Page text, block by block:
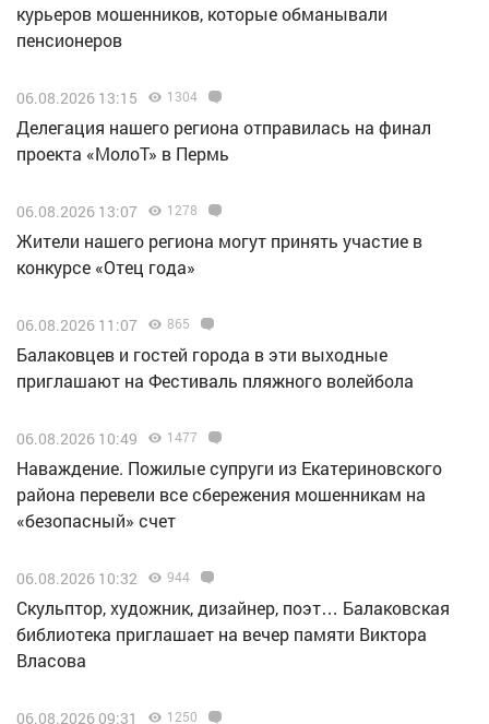
курьеров мошенников, которые обманывали
пенсионеров
06.08.2026 13:15 1304
Делегация нашего региона отправилась на финал
проекта «МолоТ» в Пермь
06.08.2026 13:07 1278
Жители нашего региона могут принять участие в
конкурсе «Отец года»
06.08.2026 11:07 865
Балаковцев и гостей города в эти выходные
приглашают на Фестиваль пляжного волейбола
06.08.2026 10:49 1477
Наваждение. Пожилые супруги из Екатериновского
района перевели все сбережения мошенникам на
«безопасный» счет
06.08.2026 10:32 944
Скульптор, художник, дизайнер, поэт… Балаковская
библиотека приглашает на вечер памяти Виктора
Власова
06.08.2026 09:31 1250